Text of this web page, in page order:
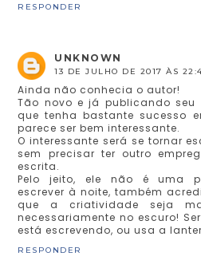
RESPONDER
UNKNOWN
13 DE JULHO DE 2017 ÀS
Ainda não conhecia o autor!
Tão novo e já publicando seu
que tenha bastante sucesso
parece ser bem interessante.
O interessante será se tornar
sem precisar ter outro
escrita.
Pelo jeito, ele não é uma
escrever à noite, também
que a criatividade seja
necessariamente no escuro!
está escrevendo, ou usa a
RESPONDER